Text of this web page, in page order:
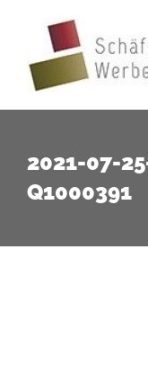
springen
2021-07-
Q1000391